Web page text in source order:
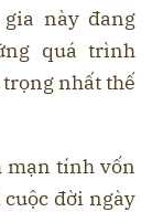
này đang
quá trình
nhất thế
mạn tính vốn
đời ngày